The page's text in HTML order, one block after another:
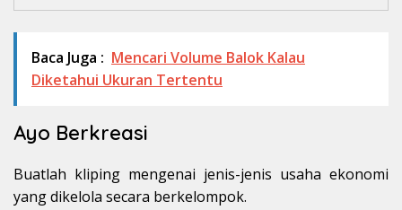
Baca Juga : Mencari Volume Balok Kalau
Diketahui Ukuran Tertentu
Ayo Berkreasi
Buatlah kliping mengenai jenis-jenis usaha ekonomi
yang dikelola secara berkelompok.